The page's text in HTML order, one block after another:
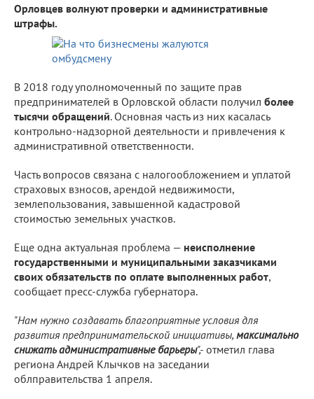
Орловцев волнуют проверки и административные
штрафы.
В 2018 году уполномоченный по защите прав
предпринимателей в Орловской области получил более
тысячи обращений. Основная часть из них касалась
контрольно-надзорной деятельности и привлечения к
административной ответственности.
Часть вопросов связана с налогообложением и уплатой
страховых взносов, арендой недвижимости,
землепользования, завышенной кадастровой
стоимостью земельных участков.
Еще одна актуальная проблема — неисполнение
государственными и муниципальными заказчиками
своих обязательств по оплате выполненных работ,
сообщает пресс-служба губернатора.
"Нам нужно создавать благоприятные условия для
развития предпринимательской инициативы, максимально
снижать административные барьеры",- отметил глава
региона Андрей Клычков на заседании
облправительства 1 апреля.